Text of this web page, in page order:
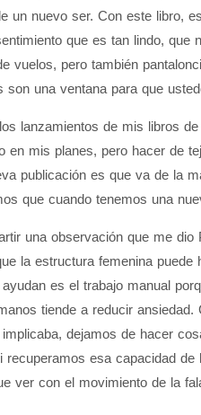
un nuevo ser. Con este libro,
que es tan lindo, que
vuelos, pero también
son una ventana para que
lanzamientos de mis libros
en mis planes, pero hacer de
publicación es que va de la
que cuando tenemos una
una observación que me
la estructura femenina
es el trabajo manual
tiende a reducir
dejamos de hacer
esa capacidad
ver con el movimiento de la